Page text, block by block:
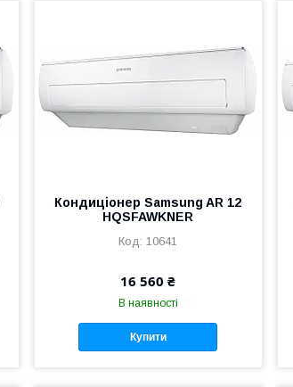
Кондиціонер Samsung AR 12
HQSFAWKNER
10641
16 560 ₴
В наявності
Купити